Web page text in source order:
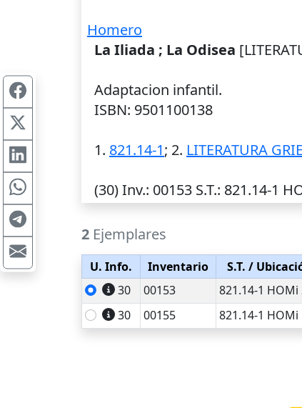
Homero
La Iliada ; La Odisea
Adaptacion infantil.
ISBN: 9501100138
1. 821.14-1; 2. LITERATURA
(30)Inv.: 00153 S.T.: 821.14-1
2 Ejemplares
U. Info. Inventario S.T. /
30
00153 821.14-1 HOMi
30
00155 821.14-1 HOMi